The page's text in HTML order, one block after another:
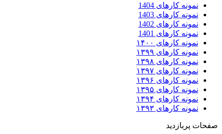
نمونه کارهای 1404
نمونه کارهای 1403
نمونه کارهای 1402
نمونه کارهای 1401
نمونه کارهای ۱۴۰۰
نمونه کارهای ۱۳۹۹
نمونه کارهای ۱۳۹۸
نمونه کارهای ۱۳۹۷
نمونه کارهای ۱۳۹۶
نمونه کارهای ۱۳۹۵
نمونه کارهای ۱۳۹۴
نمونه کارهای ۱۳۹۳
صفحات پربازدید